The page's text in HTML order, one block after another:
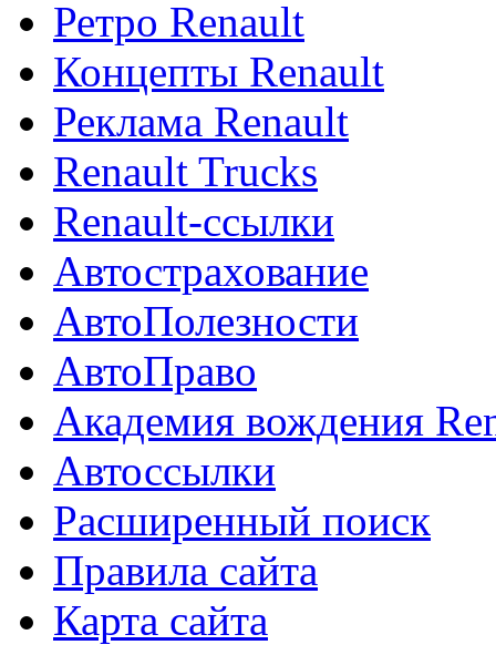
Ретро Renault
Концепты Renault
Реклама Renault
Renault Trucks
Renault-ссылки
Автострахование
АвтоПолезности
АвтоПраво
Академия вождения
Автоссылки
Расширенный поиск
Правила сайта
Карта сайта